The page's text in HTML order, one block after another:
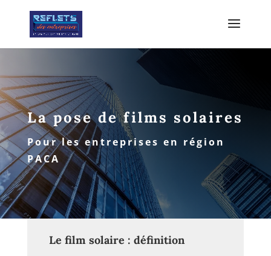
La pose de films solaires
Pour les entreprises en région
PACA
Le film solaire : définition